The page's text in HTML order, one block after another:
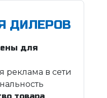
ДИЛЕРОВ
для
реклама в сети